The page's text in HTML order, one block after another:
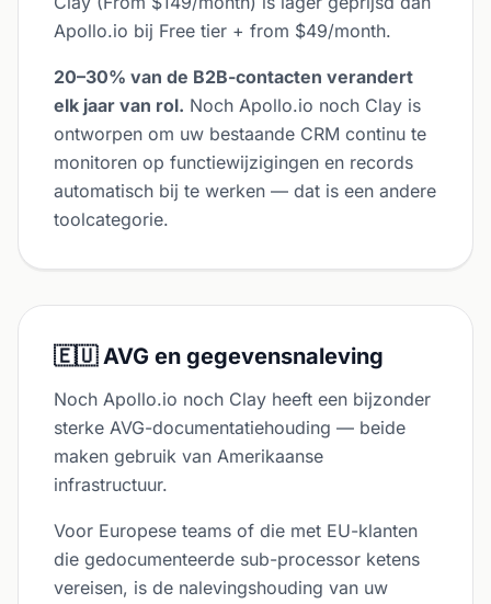
Apollo.io bij Free tier + from $49/month.
20–30% van de B2B-contacten verandert
elk jaar van rol. Noch Apollo.io noch Clay is
ontworpen om uw bestaande CRM continu te
monitoren op functiewijzigingen en records
automatisch bij te werken — dat is een andere
toolcategorie.
🇪🇺 AVG en gegevensnaleving
Noch Apollo.io noch Clay heeft een bijzonder
sterke AVG-documentatiehouding — beide
maken gebruik van Amerikaanse
infrastructuur.
Voor Europese teams of die met EU-klanten
die gedocumenteerde sub-processor ketens
vereisen, is de nalevingshouding van uw